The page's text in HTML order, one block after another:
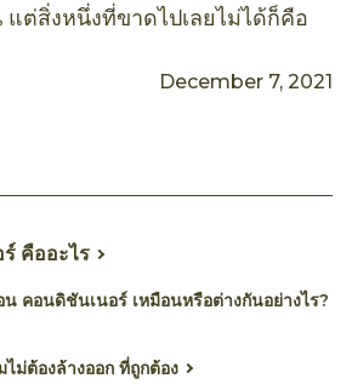
แต่สิ่งหนึ่งที่ขาดไปเลยไม่ได้ก็คือ
December 7, 2021
คืออะไร
คอนดิชันเนอร์ เหมือนหรือต่างกันอย่างไร?
ม่ต้องล้างออก ที่ถูกต้อง